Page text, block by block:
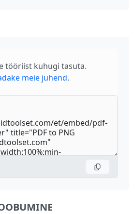
tööriist kuhugi tasuta.
meie juhend.